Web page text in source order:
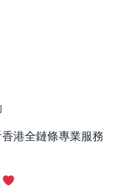
港全鏈條專業服務